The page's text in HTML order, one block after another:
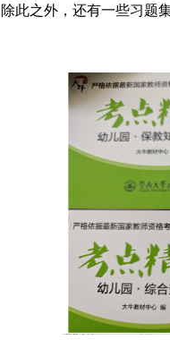
此之外，还有一些习题